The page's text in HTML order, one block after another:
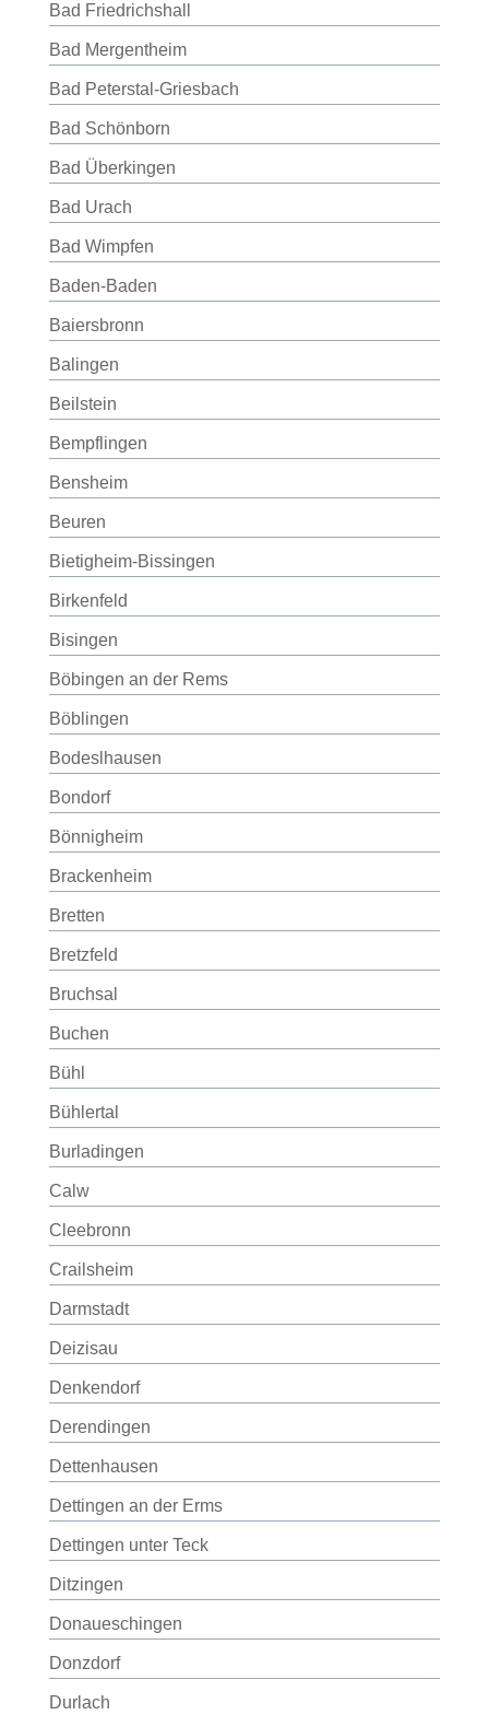
Bad Friedrichshall
Bad Mergentheim
Bad Peterstal-Griesbach
Bad Schönborn
Bad Überkingen
Bad Urach
Bad Wimpfen
Baden-Baden
Baiersbronn
Balingen
Beilstein
Bempflingen
Bensheim
Beuren
Bietigheim-Bissingen
Birkenfeld
Bisingen
Böbingen an der Rems
Böblingen
Bodeslhausen
Bondorf
Bönnigheim
Brackenheim
Bretten
Bretzfeld
Bruchsal
Buchen
Bühl
Bühlertal
Burladingen
Calw
Cleebronn
Crailsheim
Darmstadt
Deizisau
Denkendorf
Derendingen
Dettenhausen
Dettingen an der Erms
Dettingen unter Teck
Ditzingen
Donaueschingen
Donzdorf
Durlach